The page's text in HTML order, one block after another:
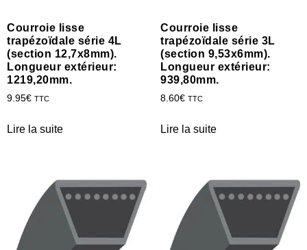
Courroie lisse
trapézoïdale série 4L
(section 12,7x8mm).
Longueur extérieur:
1219,20mm.
9.95€ TTC
Lire la suite
Courroie lisse
trapézoïdale série 3L
(section 9,53x6mm).
Longueur extérieur:
939,80mm.
8.60€ TTC
Lire la suite